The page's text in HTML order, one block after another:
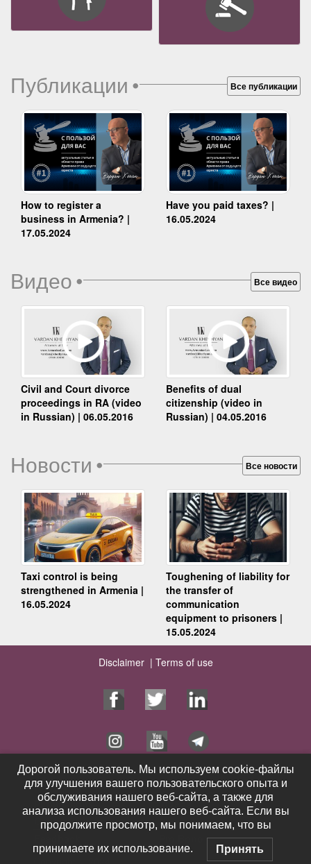
Публикации• Все публикации
How to register a
business in Armenia? |
17.05.2024
Have you paid taxes? |
16.05.2024
Видео• Все видео
Civil and Court divorce
proceedings in RA (video
in Russian) | 06.05.2016
Benefits of dual
citizenship (video in
Russian) | 04.05.2016
Новости• Все новости
Taxi control is being
strengthened in Armenia |
16.05.2024
Toughening of liability for
the transfer of
communication
equipment to prisoners |
15.05.2024
Disclaimer | Terms of use
Home Page
Services
Publications
Videos
Contacts
News
Дорогой пользователь. Мы используем cookie-файлы
для улучшения вашего пользовательского опыта и
обслуживания нашего веб-сайта, а также для
анализа использования нашего веб-сайта. Если вы
продолжите просмотр, мы понимаем, что вы
принимаете их использование. Принять
Дорогой пользователь. Мы используем cookie-файлы
для улучшения вашего пользовательского опыта и
обслуживания нашего веб-сайта, а также для
анализа использования нашего веб-сайта. Если вы
продолжите просмотр, мы понимаем, что вы
принимаете их использование. Принять